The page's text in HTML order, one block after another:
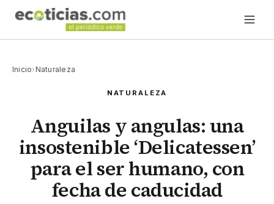
Inicio› Naturaleza
NATURALEZA
Anguilas y angulas: una
insostenible ‘Delicatessen’
para el ser humano, con
fecha de caducidad